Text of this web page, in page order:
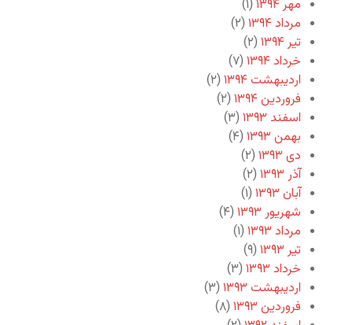
مهر ۱۳۹۴
(۱)
مرداد ۱۳۹۴
(۲)
تیر ۱۳۹۴
(۲)
خرداد ۱۳۹۴
(۷)
اردیبهشت ۱۳۹۴
(۲)
فروردین ۱۳۹۴
(۲)
اسفند ۱۳۹۳
(۳)
بهمن ۱۳۹۳
(۴)
دی ۱۳۹۳
(۲)
آذر ۱۳۹۳
(۲)
آبان ۱۳۹۳
(۱)
شهریور ۱۳۹۳
(۴)
مرداد ۱۳۹۳
(۱)
تیر ۱۳۹۳
(۹)
خرداد ۱۳۹۳
(۳)
اردیبهشت ۱۳۹۳
(۳)
فروردین ۱۳۹۳
(۸)